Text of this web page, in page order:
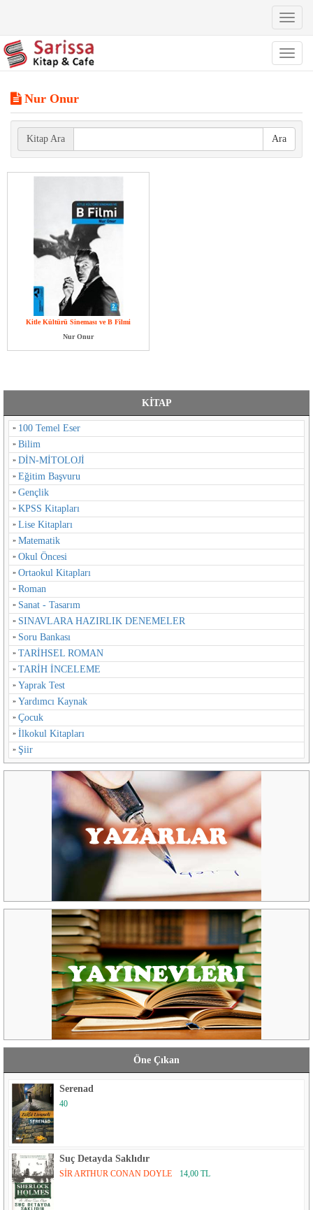
Toggle
Toggle
Nur Onur
Kitap Ara Ara
Kitle Kültürü Sineması ve B Filmi
Nur Onur
KİTAP
100 Temel Eser
Bilim
DİN-MİTOLOJİ
Eğitim Başvuru
Gençlik
KPSS Kitapları
Lise Kitapları
Matematik
Okul Öncesi
Ortaokul Kitapları
Roman
Sanat - Tasarım
SINAVLARA HAZIRLIK DENEMELER
Soru Bankası
TARİHSEL ROMAN
TARİH İNCELEME
Yaprak Test
Yardımcı Kaynak
Çocuk
İlkokul Kitapları
Şiir
Öne Çıkan
Serenad
40
Suç Detayda Saklıdır
SİR ARTHUR CONAN DOYLE 14,00 TL